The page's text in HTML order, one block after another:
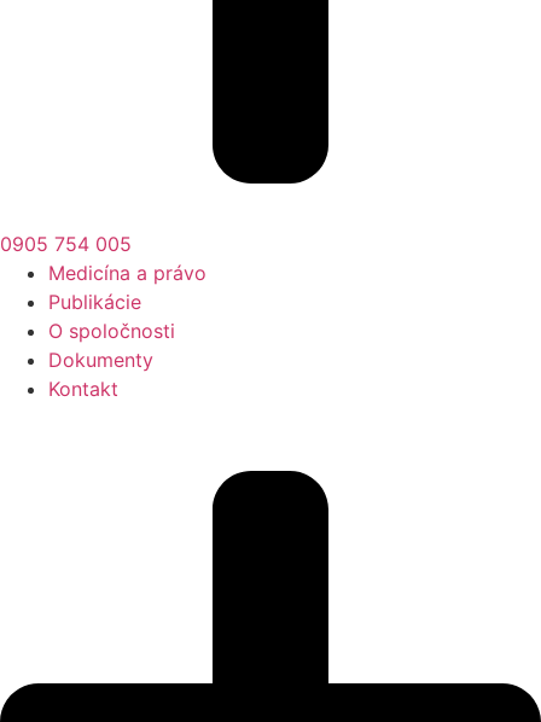
0905 754 005
Medicína a právo
Publikácie
O spoločnosti
Dokumenty
Kontakt